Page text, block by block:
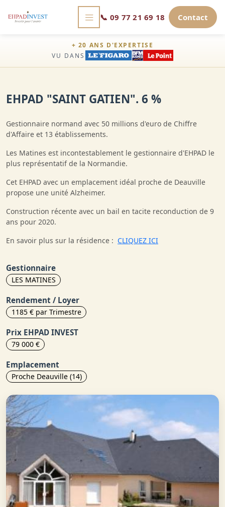
📞 09 77 21 69 18 Contact
+ 20 ANS D'EXPERTISE
VU DANS
EHPAD "SAINT GATIEN". 6 %
Gestionnaire normand avec 50 millions d'euro de Chiffre
d'Affaire et 13 établissements.
Les Matines est incontestablement le gestionnaire d'EHPAD le
plus représentatif de la Normandie.
Cet EHPAD avec un emplacement idéal proche de Deauville
propose une unité Alzheimer.
Construction récente avec un bail en tacite reconduction de 9
ans pour 2020.
En savoir plus sur la résidence : CLIQUEZ ICI
Gestionnaire
LES MATINES
Rendement / Loyer
1185 € par Trimestre
Prix EHPAD INVEST
79 000 €
Emplacement
Proche Deauville (14)